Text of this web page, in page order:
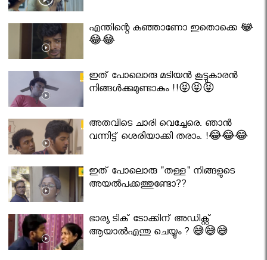
എന്തിന്റെ കുഞ്ഞാണോ ഇതൊക്കെ 😂
😂😂
ഇത് പോലൊരു മടിയൻ കൂട്ടുകാരൻ
നിങ്ങൾക്കുമുണ്ടാകും !!😝😝😝
അതവിടെ ചാരി വെച്ചേരെ. ഞാൻ
വന്നിട്ട് ശെരിയാക്കി തരാം. !😂😂😂
ഇത് പോലൊരു "തള്ള" നിങ്ങളുടെ
അയല്‍പക്കത്തുണ്ടോ??
ഭാര്യ ടിക് ടോക്കിന് അഡിക്റ്റ്
ആയാൽഎന്തു ചെയ്യും ? 😅😅😅